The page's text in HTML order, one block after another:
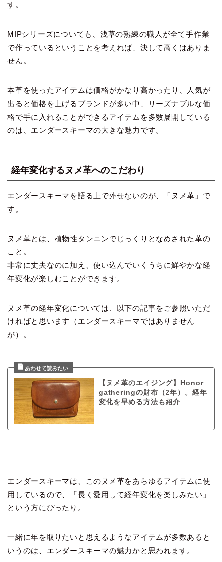
す。
MIPシリーズについても、浅草の熟練の職人が全て手作業
で作っているということを考えれば、決して高くはありま
せん。
本革を使ったアイテムは価格がかなり高かったり、人気が
出ると価格を上げるブランドが多い中、リーズナブルな価
格で手に入れることができるアイテムを多数展開している
のは、エンダースキーマの大きな魅力です。
経年変化するヌメ革へのこだわり
エンダースキーマを語る上で外せないのが、「ヌメ革」で
す。
ヌメ革とは、植物性タンニンでじっくりとなめされた革の
こと。
非常に丈夫なのに加え、使い込んでいくうちに鮮やかな経
年変化が楽しむことができます。
ヌメ革の経年変化については、以下の記事をご参照いただ
ければと思います（エンダースキーマではありません
が）。
【ヌメ革のエイジング】Honor
gatheringの財布（2年）。経年
変化を早める方法も紹介
エンダースキーマは、このヌメ革をあらゆるアイテムに使
用しているので、「長く愛用して経年変化を楽しみたい」
という方にぴったり。
一緒に年を取りたいと思えるようなアイテムが多数あると
いうのは、エンダースキーマの魅力かと思われます。